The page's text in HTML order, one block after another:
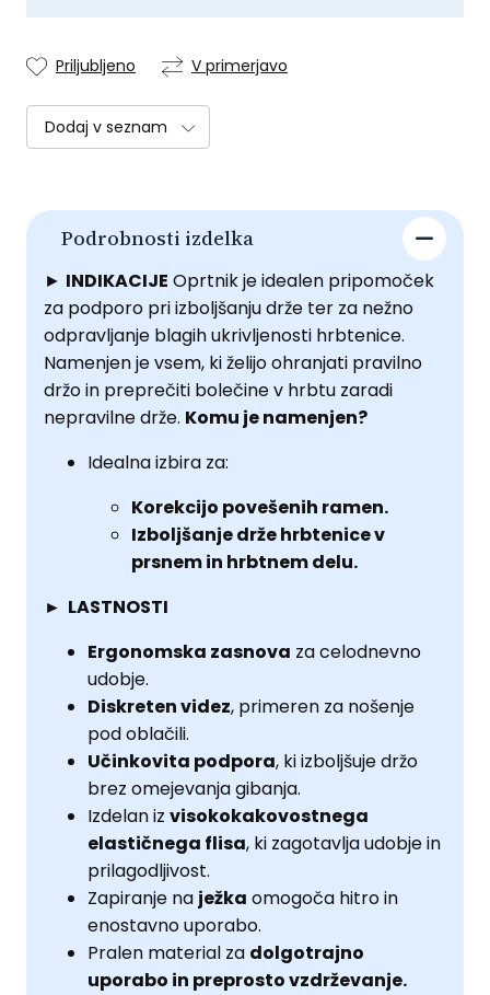
Priljubljeno V primerjavo
Dodaj v seznam
Podrobnosti izdelka
► INDIKACIJE Oprtnik je idealen pripomoček
za podporo pri izboljšanju drže ter za nežno
odpravljanje blagih ukrivljenosti hrbtenice.
Namenjen je vsem, ki želijo ohranjati pravilno
držo in preprečiti bolečine v hrbtu zaradi
nepravilne drže. Komu je namenjen?
Idealna izbira za:
Korekcijo povešenih ramen.
Izboljšanje drže hrbtenice v
prsnem in hrbtnem delu.
► LASTNOSTI
Ergonomska zasnova za celodnevno
udobje.
Diskreten videz, primeren za nošenje
pod oblačili.
Učinkovita podpora, ki izboljšuje držo
brez omejevanja gibanja.
Izdelan iz visokokakovostnega
elastičnega flisa, ki zagotavlja udobje in
prilagodljivost.
Zapiranje na ježka omogoča hitro in
enostavno uporabo.
Pralen material za dolgotrajno
uporabo in preprosto vzdrževanje.